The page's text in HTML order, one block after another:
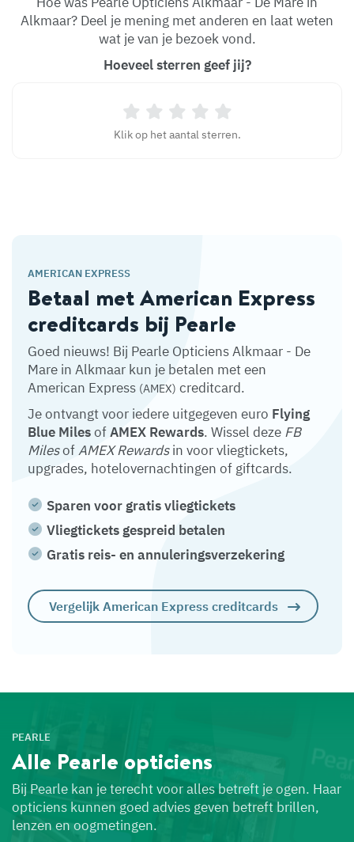
Alkmaar? Deel je mening met anderen en laat weten
wat je van je bezoek vond.
Hoeveel sterren geef jij?
Klik op het aantal sterren.
AMERICAN EXPRESS
Betaal met American Express
creditcards bij Pearle
Goed nieuws! Bij Pearle Opticiens Alkmaar - De
Mare in Alkmaar kun je betalen met een
American Express (AMEX) creditcard.
Je ontvangt voor iedere uitgegeven euro Flying
Blue MilesofAMEX Rewards. Wissel deze FB
MilesofAMEX Rewardsin voor vliegtickets,
upgrades, hotelovernachtingen of giftcards.
Sparen voor gratis vliegtickets
Vliegtickets gespreid betalen
Gratis reis- en annuleringsverzekering
Vergelijk American Express creditcards
PEARLE
Alle Pearle opticiens
Bij Pearle kan je terecht voor alles betreft je ogen. Haar
opticiens kunnen goed advies geven betreft brillen,
lenzen en oogmetingen.